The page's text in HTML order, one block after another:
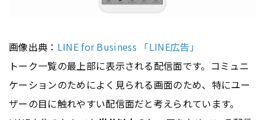
画像出典： LINE for Business 「LINE広告」
トーク一覧の最上部に表示される配信面です。コミュニ
ケーションのためによく見られる画面のため、特にユー
ザーの目に触れやすい配信面だと考えられています。